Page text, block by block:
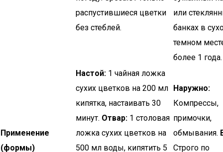
распустившиеся цветки
без стеблей.
или
банках в
темном
более 1 года.
Применение
(формы)
Настой: 1 чайная ложка
сухих цветков на 200 мл
кипятка, настаивать 30
минут. Отвар: 1 столовая
ложка сухих цветков на
500 мл воды, кипятить 5
Наружно:
Компрессы,
примочки,
обмывания.
Строго по